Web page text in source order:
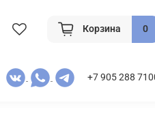
Корзина 0
+7 905 288